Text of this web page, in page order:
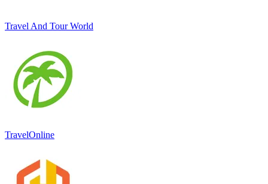
Travel And Tour World
TravelOnline